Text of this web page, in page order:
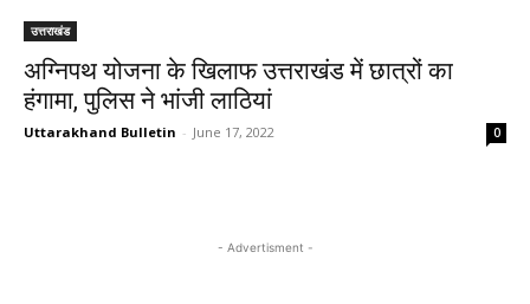
उत्तराखंड
अग्निपथ योजना के खिलाफ उत्तराखंड में छात्रों का
हंगामा, पुलिस ने भांजी लाठियां
Uttarakhand Bulletin - June 17, 2022 0
- Advertisment -